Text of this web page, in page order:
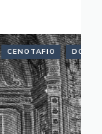
CENOTAFIO